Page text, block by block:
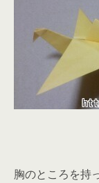
胸のところを持